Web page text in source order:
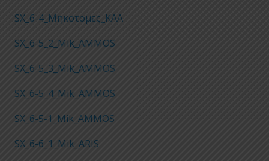
SX_6-4_Μηκοτομες_KAA
SX_6-5_2_Mik_AMMOS
SX_6-5_3_Mik_AMMOS
SX_6-5_4_Mik_AMMOS
SX_6-5-1_Mik_AMMOS
SX_6-6_1_Mik_ARIS